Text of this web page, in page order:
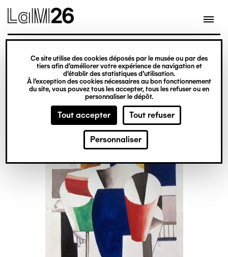
Gestion des cookies
Ce site utilise des cookies déposés par le musée ou par des
tiers afin d’améliorer votre expérience de navigation et
d’établir des statistiques d’utilisation.
À l’exception des cookies nécessaires au bon fonctionnement
du site, vous pouvez tous les accepter, tous les refuser ou en
personnaliser le dépôt.
Tout accepter Tout refuser
Personnaliser
contenu